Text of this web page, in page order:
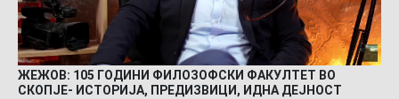
ЖЕЖОВ: 105 ГОДИНИ ФИЛОЗОФСКИ ФАКУЛТЕТ ВО
СКОПЈЕ- ИСТОРИЈА, ПРЕДИЗВИЦИ, ИДНА ДЕЈНОСТ